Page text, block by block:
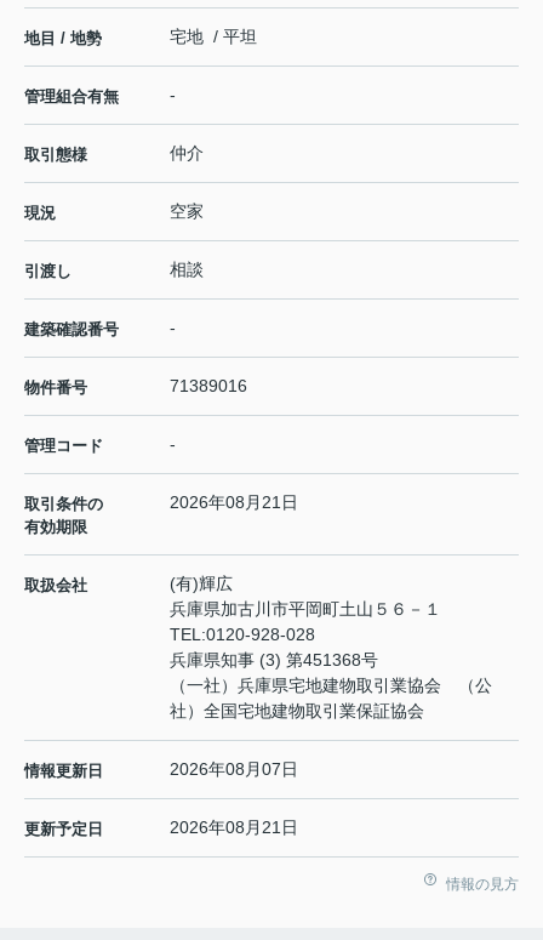
地目 / 地勢 宅地 / 平坦
管理組合有無 -
取引態様 仲介
現況 空家
引渡し 相談
建築確認番号 -
物件番号 71389016
管理コード -
取引条件の
有効期限
2026年08月21日
取扱会社
(有)輝広
兵庫県加古川市平岡町土山５６－１
TEL:0120-928-028
兵庫県知事 (3) 第451368号
（一社）兵庫県宅地建物取引業協会 （公
社）全国宅地建物取引業保証協会
情報更新日 2026年08月07日
更新予定日 2026年08月21日
情報の見方